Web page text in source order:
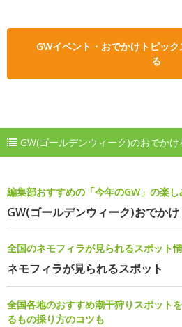
GWイベント・おでかけトピッ
る
GW(ゴールデンウィーク)のおでか
編集部おすすめの「今年のGW」の楽
GW(ゴールデンウィーク)おでか
全国のネモフィラが見られるスポット
ネモフィラが見られるスポット
全国各地のおすすめ潮干狩りスポット
るもの採り方のコツも